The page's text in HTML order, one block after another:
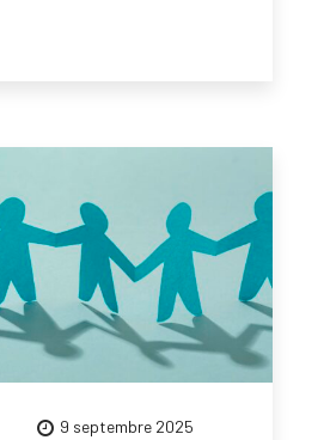
9 septembre 2025